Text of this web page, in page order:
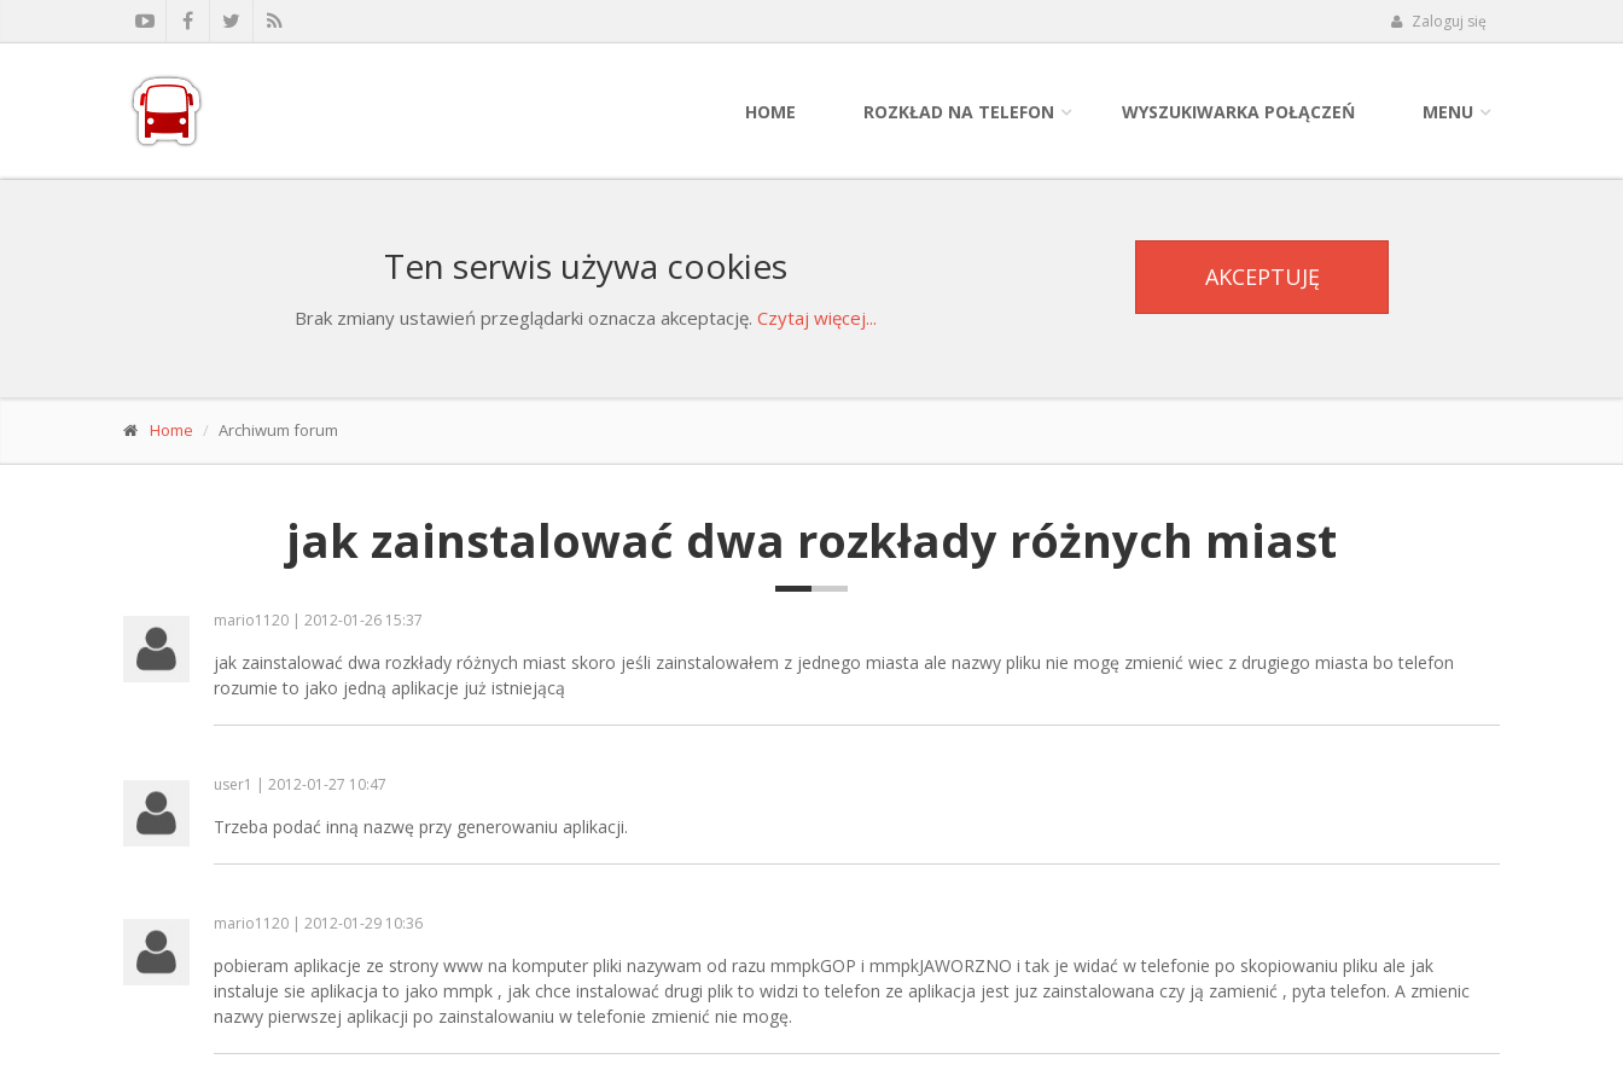
Zaloguj się
HOME ROZKŁAD NA TELEFON WYSZUKIWARKA POŁĄCZEŃ MENU
Ten serwis używa cookies
Brak zmiany ustawień przeglądarki oznacza akceptację.Czytaj więcej...
AKCEPTUJĘ
Home Archiwum forum
jak zainstalować dwa rozkłady różnych miast
mario1120 | 2012-01-26 15:37
jak zainstalować dwa rozkłady różnych miast skoro jeśli zainstalowałem z jednego miasta ale nazwy pliku nie mogę zmienić wiec z drugiego miasta bo telefon
rozumie to jako jedną aplikacje już istniejącą
user1 | 2012-01-27 10:47
Trzeba podać inną nazwę przy generowaniu aplikacji.
mario1120 | 2012-01-29 10:36
pobieram aplikacje ze strony www na komputer pliki nazywam od razu mmpkGOP i mmpkJAWORZNO i tak je widać w telefonie po skopiowaniu pliku ale jak
instaluje sie aplikacja to jako mmpk , jak chce instalować drugi plik to widzi to telefon ze aplikacja jest juz zainstalowana czy ją zamienić , pyta telefon. A zmienic
nazwy pierwszej aplikacji po zainstalowaniu w telefonie zmienić nie mogę.